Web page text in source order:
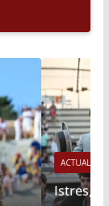
2026
en photos